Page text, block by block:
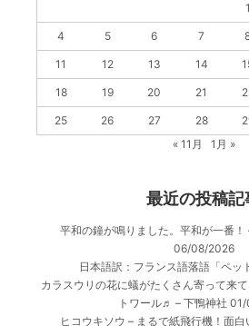
1
4 5 6 7
11 12 13 14
18 19 20 21
25 26 27 28
« 11月
1月 »
最近の投稿記
平和の鐘が鳴りました。平和が一番
06/08/2026
日本語訳：フランス語落語「ペッ
カラスウリの花に蟻がたくさん寄って来
トワール♬ – 下鴨神社 01/
ヒコウキソウ – まるで紙飛行機！面